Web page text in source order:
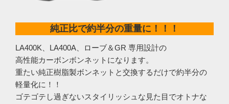
純正比で約半分の重量に！！！
LA400K、LA400A、ローブ＆GR 専用設計の
高性能カーボンボンネットになります。
重たい純正樹脂製ボンネットと交換するだけで約半分の
軽量化に！！
ゴテゴテし過ぎないスタイリッシュな見た目でオトナな